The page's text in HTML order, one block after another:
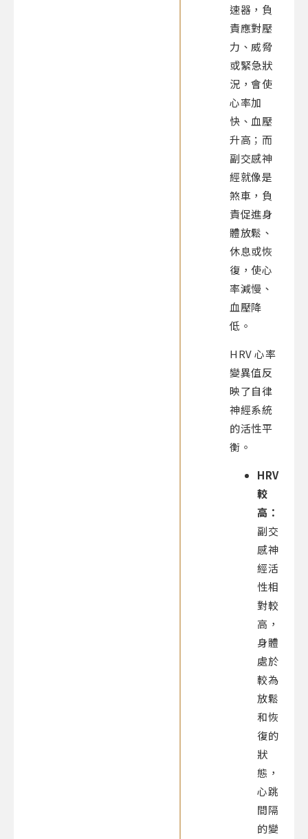
速器，負
責應對壓
力、威脅
或緊急狀
況，會使
心率加
快、血壓
升高；而
副交感神
經就像是
煞車，負
責促進身
體放鬆、
休息或恢
復，使心
率減慢、
血壓降
低。
HRV 心率
變異值反
映了自律
神經系統
的活性平
衡。
HRV
較
高：
副交
感神
經活
性相
對較
高，
身體
處於
較為
放鬆
和恢
復的
狀
態，
心跳
間隔
的變